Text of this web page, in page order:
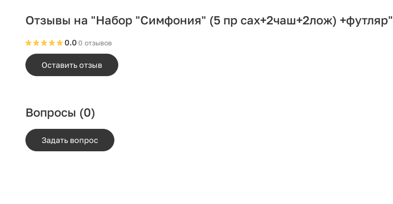
Отзывы на "Набор "Симфония" (5 пр сах+2чаш+2лож) +футляр"
0 отзывов
0.0
Оставить отзыв
Вопросы (0)
Задать вопрос